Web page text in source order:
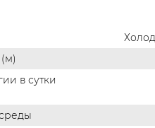
в сутки